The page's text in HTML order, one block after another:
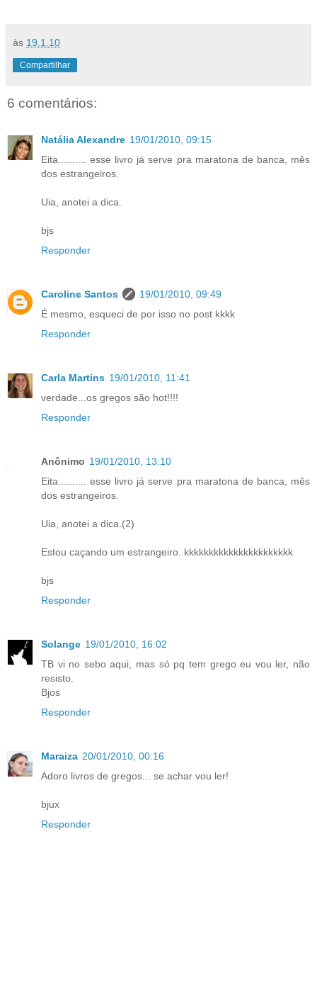
às 19.1.10
Compartilhar
6 comentários:
Natália Alexandre 19/01/2010, 09:15
Eita.......... esse livro já serve pra maratona de banca, mês
dos estrangeiros.
Uia, anotei a dica.
bjs
Responder
Caroline Santos
19/01/2010, 09:49
É mesmo, esqueci de por isso no post kkkk
Responder
Carla Martins 19/01/2010, 11:41
verdade...os gregos são hot!!!!
Responder
Anônimo 19/01/2010, 13:10
Eita.......... esse livro já serve pra maratona de banca, mês
dos estrangeiros.
Uia, anotei a dica.(2)
Estou caçando um estrangeiro. kkkkkkkkkkkkkkkkkkkkkk
bjs
Responder
Solange 19/01/2010, 16:02
TB vi no sebo aqui, mas só pq tem grego eu vou ler, não
resisto.
Bjos
Responder
Maraiza 20/01/2010, 00:16
Adoro livros de gregos... se achar vou ler!
bjux
Responder